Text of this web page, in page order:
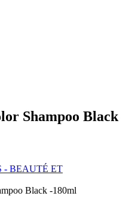
Shampoo Black
- BEAUTÉ ET
Black -180ml